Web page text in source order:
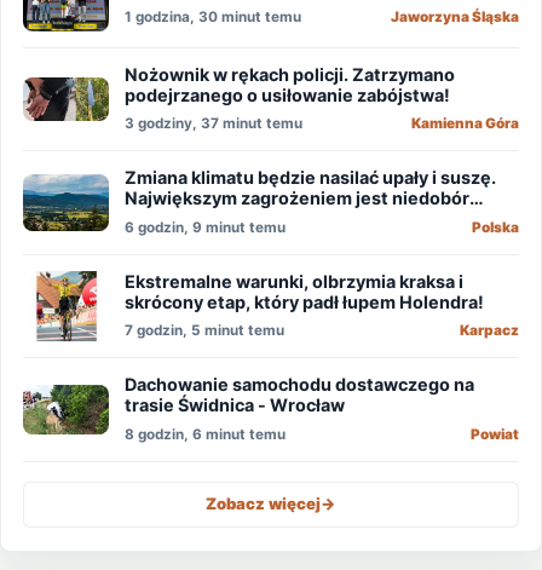
1 godzina, 30 minut temu Jaworzyna Śląska
Nożownik w rękach policji. Zatrzymano
podejrzanego o usiłowanie zabójstwa!
3 godziny, 37 minut temu Kamienna Góra
Zmiana klimatu będzie nasilać upały i suszę.
Największym zagrożeniem jest niedobór
wody
6 godzin, 9 minut temu Polska
Ekstremalne warunki, olbrzymia kraksa i
skrócony etap, który padł łupem Holendra!
7 godzin, 5 minut temu Karpacz
Dachowanie samochodu dostawczego na
trasie Świdnica - Wrocław
8 godzin, 6 minut temu Powiat
Zobacz więcej->